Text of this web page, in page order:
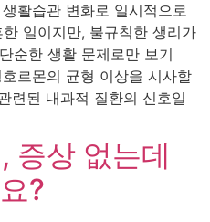
활습관 변화로 일시적으로
일이지만, 불규칙한 생리가
순한 생활 문제로만 보기
르몬의 균형 이상을 시사할
련된 내과적 질환의 신호일
증상 없는데
?